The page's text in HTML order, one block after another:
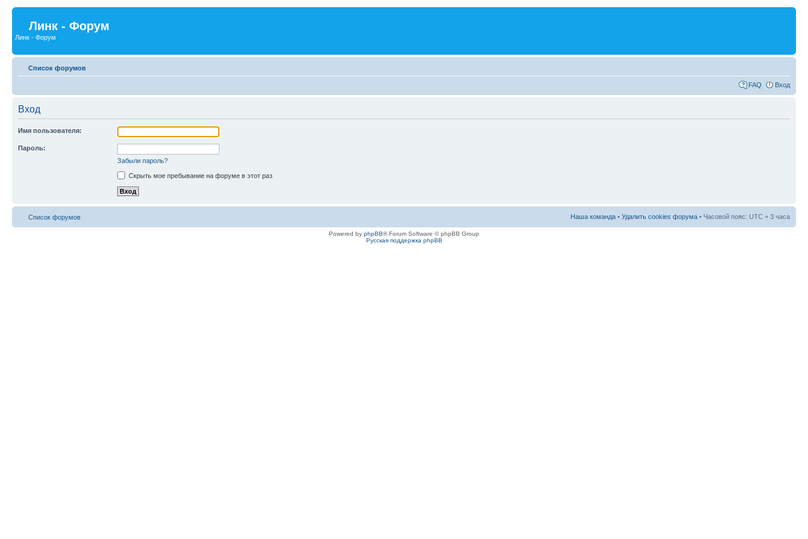
Линк - Форум
Линк - Форум
Список форумов
FAQ Вход
Вход
Имя пользователя:
Пароль:
Забыли пароль?
Скрыть мое пребывание на форуме в этот раз
Список форумов Наша команда • Удалить cookies форума • Часовой пояс: UTC + 3 часа
Powered by phpBB® Forum Software © phpBB Group
Русская поддержка phpBB